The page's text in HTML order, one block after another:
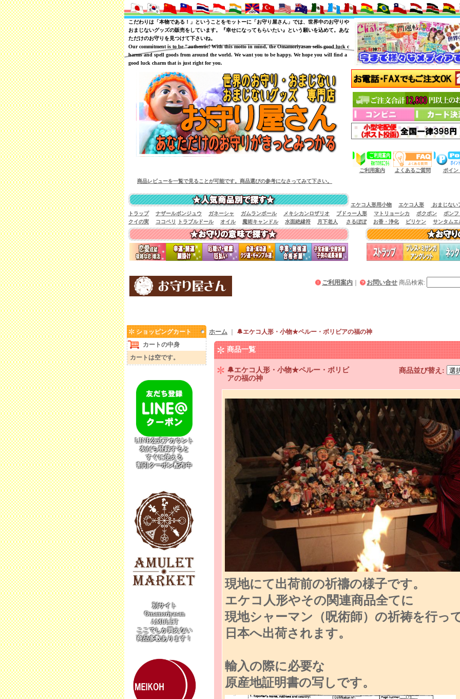
こだわりは「本物である！」ということをモットーに「お守り屋さん」では、世界中のお守りや
おまじないグッズの販売をしています。『幸せになってもらいたい』という願いを込めて。あな
ただけのお守りを見つけて下さいね。
Our commitment is to be "authentic! With this motto in mind, the Omamoriyasan sells good luck c
harms and spell goods from around the world. We want you to be happy. We hope you will find a
good luck charm that is just right for you.
ご利用案内 よくあるご質問
ポイン
商品レビューを一覧で見ることが可能です。商品選びの参考になさってみて下さい。
エケコ人形用小物 エケコ人形
おまじない
トラップ
ナザールボンジュウ ガネーシャ ガムランボール メキシカンロザリオ ブドゥー人形 マトリョーシカ ポクポン
ボン
クイの実
ココペリ トラブルドール オイル 魔術キャンドル 水面絶縁符 月下老人 さるぼぼ お香・浄化 ビリケン サンタムエ
ご利用案内 お問い合せ 商品検索:
ショッピングカート
カートの中身
カートは空です。
LINE公式アカウント
友だち登録すると
すぐに使える
割引クーポン配布中
別サイト
Omamoriyasan
AMULET
ここでしか買えない
商品多数あります！
ホーム 🔔エケコ人形・小物★ペルー・ボリビアの福の神
商品一覧
🔔エケコ人形・小物★ペルー・ボリビ
アの福の神
商品並び替え :
現地にて出荷前の祈禱の様子です。
エケコ人形やその関連商品全てに
現地シャーマン（呪術師）の祈祷を行っ
日本へ出荷されます。
輸入の際に必要な
原産地証明書の写しです。